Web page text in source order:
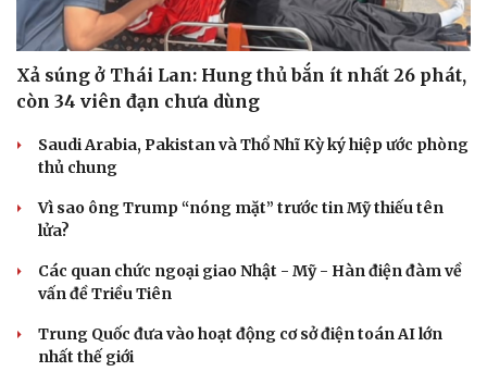
Xả súng ở Thái Lan: Hung thủ bắn ít nhất 26 phát,
còn 34 viên đạn chưa dùng
Saudi Arabia, Pakistan và Thổ Nhĩ Kỳ ký hiệp ước phòng
thủ chung
Vì sao ông Trump “nóng mặt” trước tin Mỹ thiếu tên
lửa?
Các quan chức ngoại giao Nhật - Mỹ - Hàn điện đàm về
vấn đề Triều Tiên
Trung Quốc đưa vào hoạt động cơ sở điện toán AI lớn
nhất thế giới